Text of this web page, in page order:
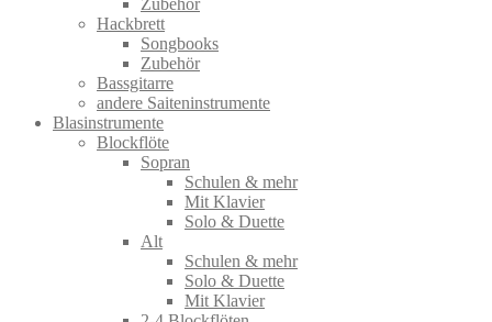
Zubehör
Hackbrett
Songbooks
Zubehör
Bassgitarre
andere Saiteninstrumente
Blasinstrumente
Blockflöte
Sopran
Schulen & mehr
Mit Klavier
Solo & Duette
Alt
Schulen & mehr
Solo & Duette
Mit Klavier